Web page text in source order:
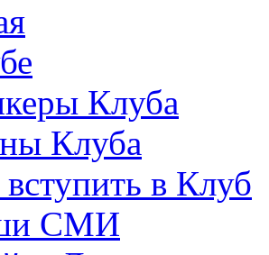
Клуба
Клуба
в Клуб
СМИ